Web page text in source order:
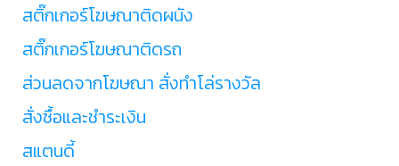
สติ๊กเกอร์โฆษณาติดผนัง
สติ๊กเกอร์โฆษณาติดรถ
ส่วนลดจากโฆษณา สั่งทำโล่รางวัล
สั่งซื้อและชำระเงิน
สแตนดี้